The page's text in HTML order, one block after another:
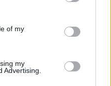
and its third-party tags to
purposes in below Google
of my
my
Advertising.
ο Αμπελάρδο ντε
Ινφαντίνο: Η εξαψήφια